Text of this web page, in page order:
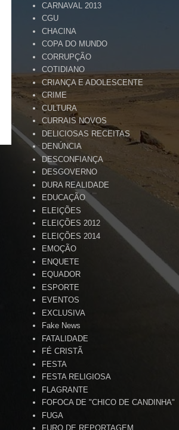
CARNAVAL 2013
CGU
CHACINA
COPA DO MUNDO
CORRUPÇÃO
COTIDIANO
CRIANÇA E ADOLESCENTE
CRIME
CULTURA
CURRAIS NOVOS
DELICIOSAS RECEITAS
DENÚNCIA
DESCONFIANÇA
DESGOVERNO
DURA REALIDADE
EDUCAÇÃO
ELEIÇÕES
ELEIÇÕES 2012
ELEIÇÕES 2014
EMOÇÃO
ENQUETE
EQUADOR
ESPORTE
EVENTOS
EXCLUSIVA
Fake News
FATALIDADE
FÉ CRISTÃ
FESTA
FESTA RELIGIOSA
FLAGRANTE
FOFOCA DE "CHICO DE CANDINHA"
FUGA
FURO DE REPORTAGEM